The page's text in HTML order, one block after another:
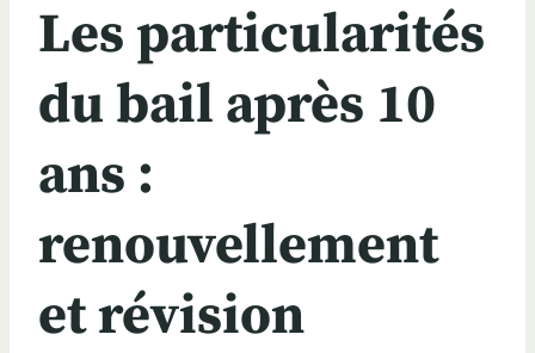
Les particularités
du bail après 10
ans :
renouvellement
et révision